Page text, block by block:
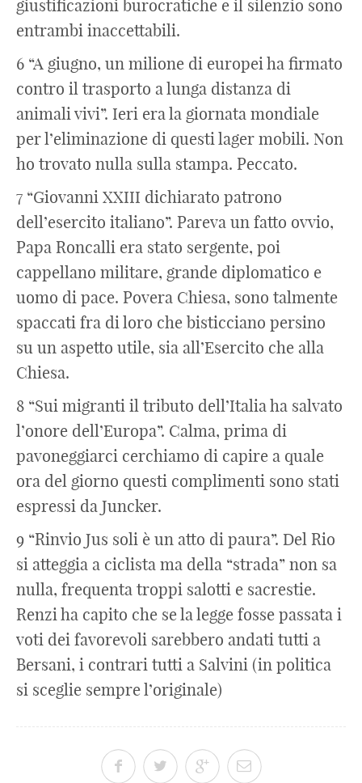
giustificazioni burocratiche e il silenzio sono
entrambi inaccettabili.
6 “A giugno, un milione di europei ha firmato
contro il trasporto a lunga distanza di
animali vivi”. Ieri era la giornata mondiale
per l’eliminazione di questi lager mobili. Non
ho trovato nulla sulla stampa. Peccato.
7 “Giovanni XXIII dichiarato patrono
dell’esercito italiano”. Pareva un fatto ovvio,
Papa Roncalli era stato sergente, poi
cappellano militare, grande diplomatico e
uomo di pace. Povera Chiesa, sono talmente
spaccati fra di loro che bisticciano persino
su un aspetto utile, sia all’Esercito che alla
Chiesa.
8 “Sui migranti il tributo dell’Italia ha salvato
l’onore dell’Europa”. Calma, prima di
pavoneggiarci cerchiamo di capire a quale
ora del giorno questi complimenti sono stati
espressi da Juncker.
9 “Rinvio Jus soli è un atto di paura”. Del Rio
si atteggia a ciclista ma della “strada” non sa
nulla, frequenta troppi salotti e sacrestie.
Renzi ha capito che se la legge fosse passata i
voti dei favorevoli sarebbero andati tutti a
Bersani, i contrari tutti a Salvini (in politica
si sceglie sempre l’originale)